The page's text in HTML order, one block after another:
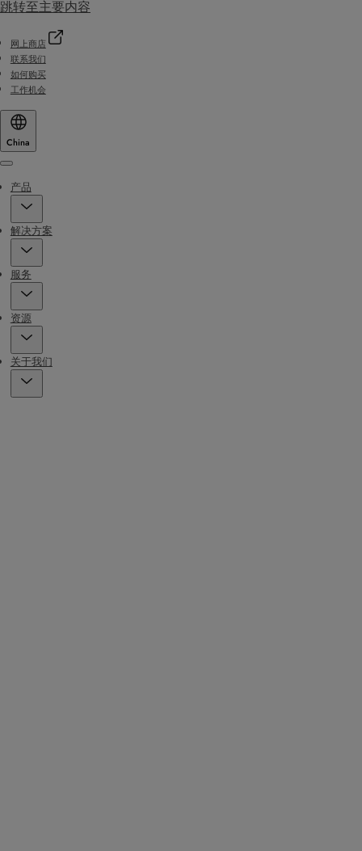
跳转至主要内容
网上商店
联系我们
如何购买
工作机会
China
Menu
产品
解决方案
服务
资源
关于我们